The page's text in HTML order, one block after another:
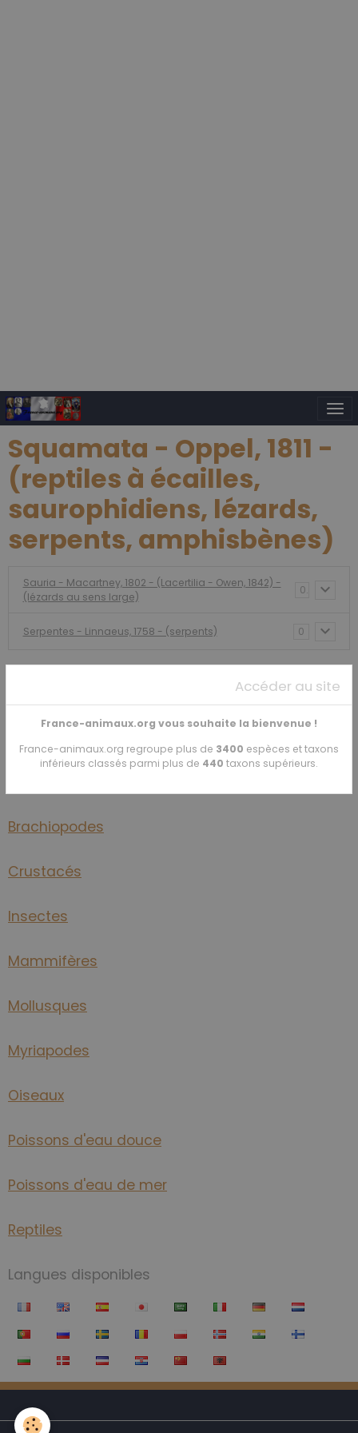
Squamata - Oppel, 1811 -
(reptiles à écailles,
saurophidiens, lézards,
serpents, amphisbènes)
Sauria - Macartney, 1802 - (Lacertilia - Owen, 1842) -
(lézards au sens large)
0
Serpentes - Linnaeus, 1758 - (serpents) 0
Brachiopodes
Crustacés
Insectes
Mammifères
Mollusques
Myriapodes
Oiseaux
Poissons d'eau douce
Poissons d'eau de mer
Reptiles
Langues disponibles
Accéder au site
France-animaux.org vous souhaite la bienvenue !
France-animaux.org regroupe plus de 3400 espèces et taxons
inférieurs classés parmi plus de 440 taxons supérieurs.